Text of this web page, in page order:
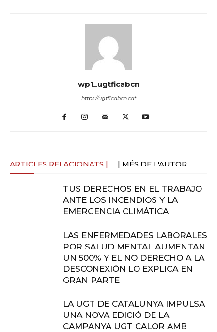
wp1_ugtficabcn
https://ugtficabcn.cat
ARTICLES RELACIONATS | | MÉS DE L'AUTOR
TUS DERECHOS EN EL TRABAJO
ANTE LOS INCENDIOS Y LA
EMERGENCIA CLIMÁTICA
LAS ENFERMEDADES LABORALES
POR SALUD MENTAL AUMENTAN
UN 500% Y EL NO DERECHO A LA
DESCONEXIÓN LO EXPLICA EN
GRAN PARTE
LA UGT DE CATALUNYA IMPULSA
UNA NOVA EDICIÓ DE LA
CAMPANYA UGT CALOR AMB